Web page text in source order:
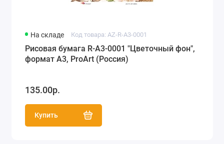
На складе Код товара: AZ-R-A3-0001
Рисовая бумага R-A3-0001 "Цветочный фон",
формат А3, ProArt (Россия)
135.00р.
Купить